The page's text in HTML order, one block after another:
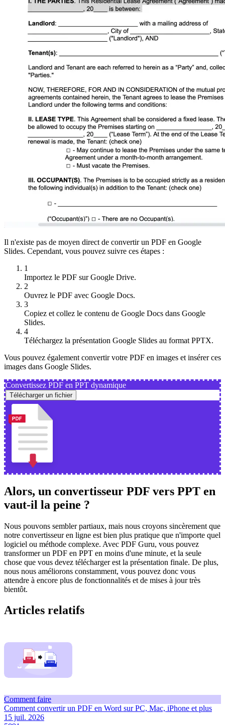
Il n'existe pas de moyen direct de convertir un PDF en Google
Slides. Cependant, vous pouvez suivre ces étapes :
1
Importez le PDF sur Google Drive.
2
Ouvrez le PDF avec Google Docs.
3
Copiez et collez le contenu de Google Docs dans Google
Slides.
4
Téléchargez la présentation Google Slides au format PPTX.
Vous pouvez également convertir votre PDF en images et insérer ces
images dans Google Slides.
Convertissez PDF en PPT dynamique
Télécharger un fichier
Alors, un convertisseur PDF vers PPT en
vaut-il la peine ?
Nous pouvons sembler partiaux, mais nous croyons sincèrement que
notre convertisseur en ligne est bien plus pratique que n'importe quel
logiciel ou méthode complexe. Avec PDF Guru, vous pouvez
transformer un PDF en PPT en moins d'une minute, et la seule
chose que vous devez télécharger est la présentation finale. De plus,
nous nous améliorons constamment, vous pouvez donc vous
attendre à encore plus de fonctionnalités et de mises à jour très
bientôt.
Articles relatifs
Comment faire
Comment convertir un PDF en Word sur PC, Mac, iPhone et plus
15 juil. 2026